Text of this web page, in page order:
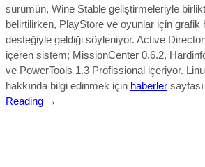
sürümün, Wine Stable geliştirmeleriyle
belirtilirken, PlayStore ve oyunlar için grafik
desteğiyle geldiği söyleniyor. Active
içeren sistem; MissionCenter 0.6.2,
ve PowerTools 1.3 Profissional içeriyor.
hakkında bilgi edinmek için haberler
Reading →